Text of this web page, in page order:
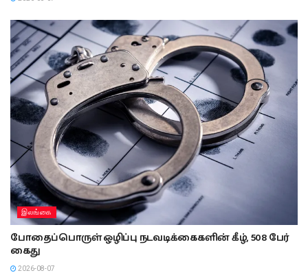
இலங்கை
போதைப்பொருள் ஒழிப்பு நடவடிக்கைகளின் கீழ், 508 பேர்
கைது
2026-08-07